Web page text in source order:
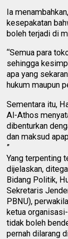
Ia
kesepakatan
boleh terjadi di
“Semua para
sehingga
apa yang
hukum maupun
Sementara itu,
Al-Athos
dibenturkan
dan maksud
”
Yang terpenting
dijelaskan,
Bidang Politik,
Sekretaris
PBNU),
ketua
tidak boleh
pernah dilarang